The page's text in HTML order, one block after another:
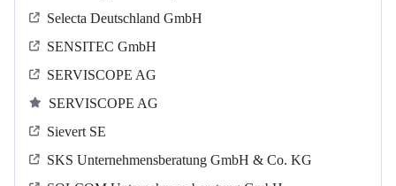
Selecta Deutschland GmbH
SENSITEC GmbH
SERVISCOPE AG
SERVISCOPE AG
Sievert SE
SKS Unternehmensberatung GmbH & Co. KG